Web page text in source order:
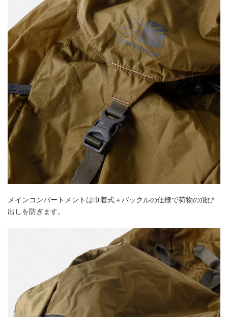
メインコンパートメントは巾着式＋バックルの仕様で荷物の飛び
出しを防ぎます。